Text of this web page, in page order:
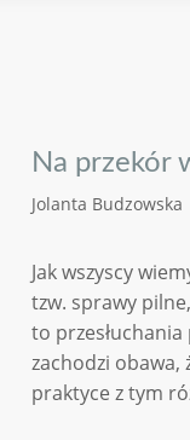
Na przekór
Jolanta Budzowska
Jak wszyscy
tzw. sprawy
to
zachodzi obawa,
praktyce z tym